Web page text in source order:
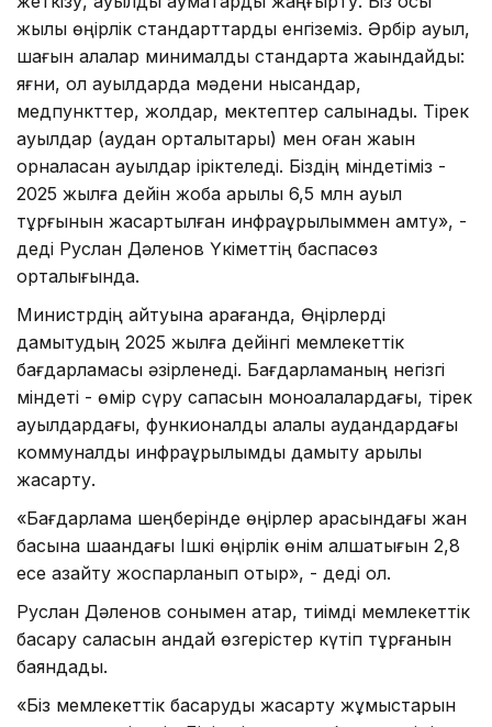
жылы өңірлік стандарттарды енгіземіз. Әрбір ауыл,
шағын қалалар минималды стандартқа жақындайды:
яғни, ол ауылдарда мәдени нысандар,
медпункттер, жолдар, мектептер салынады. Тірек
ауылдар (аудан орталықтары) мен оған жақын
орналасқан ауылдар іріктеледі. Біздің міндетіміз -
2025 жылға дейін жоба арқылы 6,5 млн ауыл
тұрғынын жақсартылған инфрақұрылыммен қамту», -
деді Руслан Дәленов Үкіметтің баспасөз
орталығында.
Министрдің айтуына қарағанда, Өңірлерді
дамытудың 2025 жылға дейінгі мемлекеттік
бағдарламасы әзірленеді. Бағдарламаның негізгі
міндеті - өмір сүру сапасын моноқалалардағы, тірек
ауылдардағы, функионалдық қалалық аудандардағы
коммуналдық инфрақұрылымды дамыту арқылы
жақсарту.
«Бағдарлама шеңберінде өңірлер арасындағы жан
басына шаққандағы Ішкі өңірлік өнім алшақтығын 2,8
есе азайту жоспарланып отыр», - деді ол.
Руслан Дәленов сонымен қатар, тиімді мемлекеттік
басқару саласын қандай өзгерістер күтіп тұрғанын
баяндады.
«Біз мемлекеттік басқаруды жақсарту жұмыстарын